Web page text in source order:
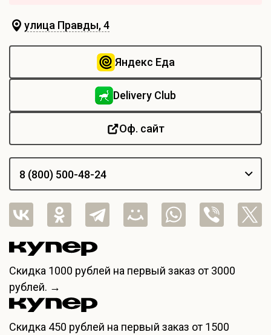
улица Правды, 4
Яндекс Еда
Delivery Club
Оф. сайт
8 (800) 500-48-24
Скидка 1000 рублей на первый заказ от 3000
рублей. →
Скидка 450 рублей на первый заказ от 1500